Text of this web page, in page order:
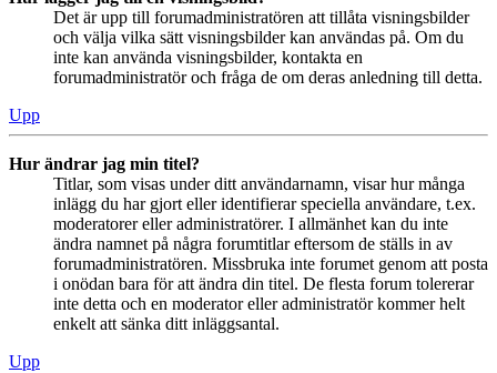
Det är upp till forumadministratören att tillåta visningsbilder
och välja vilka sätt visningsbilder kan användas på. Om du
inte kan använda visningsbilder, kontakta en
forumadministratör och fråga de om deras anledning till detta.
Upp
Hur ändrar jag min titel?
Titlar, som visas under ditt användarnamn, visar hur många
inlägg du har gjort eller identifierar speciella användare, t.ex.
moderatorer eller administratörer. I allmänhet kan du inte
ändra namnet på några forumtitlar eftersom de ställs in av
forumadministratören. Missbruka inte forumet genom att posta
i onödan bara för att ändra din titel. De flesta forum tolererar
inte detta och en moderator eller administratör kommer helt
enkelt att sänka ditt inläggsantal.
Upp